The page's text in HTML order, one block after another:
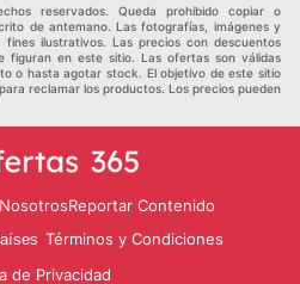
reservados. Queda prohibido copiar o
de antemano. Las fotografías, imágenes y
ilustrativos. Las precios con descuentos
figuran en este sitio. Las ofertas son válidas
o hasta agotar stock. El objetivo de este sitio
reclamar los productos. Los precios pueden
Reportar Contenido
Términos y Condiciones
de Privacidad